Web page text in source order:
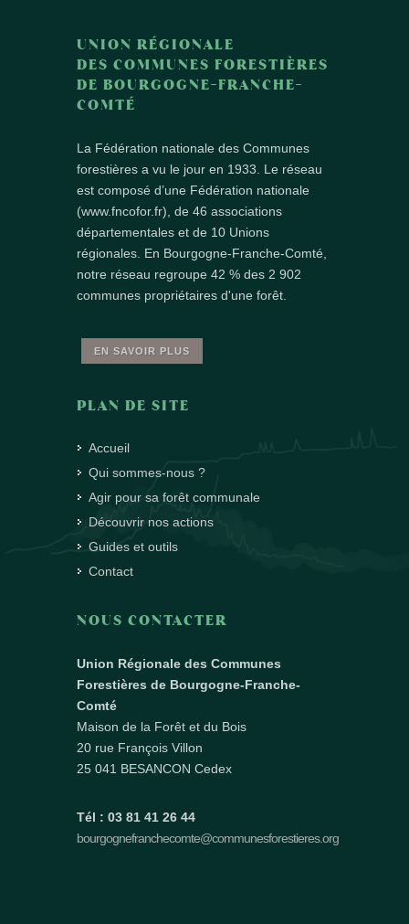
UNION RÉGIONALE
DES COMMUNES FORESTIÈRES
DE BOURGOGNE-FRANCHE-
COMTÉ
La Fédération nationale des Communes
forestières a vu le jour en 1933. Le réseau
est composé d’une Fédération nationale
(www.fncofor.fr), de 46 associations
départementales et de 10 Unions
régionales. En Bourgogne-Franche-Comté,
notre réseau regroupe 42 % des 2 902
communes propriétaires d'une forêt.
EN SAVOIR PLUS
PLAN DE SITE
Accueil
Qui sommes-nous ?
Agir pour sa forêt communale
Découvrir nos actions
Guides et outils
Contact
NOUS CONTACTER
Union Régionale des Communes
Forestières de Bourgogne-Franche-
Comté
Maison de la Forêt et du Bois
20 rue François Villon
25 041 BESANCON Cedex
Tél : 03 81 41 26 44
bourgognefranchecomte@communesforestieres.org